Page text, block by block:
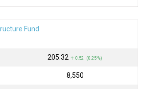
Fund
₹205.32 ↑ 0.52 (0.25 %)
₹8,550